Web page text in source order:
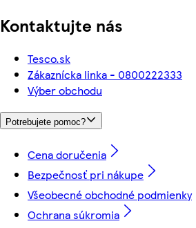
Kontaktujte nás
Tesco.sk
Zákaznícka linka - 0800222333
Výber obchodu
Potrebujete pomoc?
Cena doručenia
Bezpečnosť pri nákupe
Všeobecné obchodné podmienky
Ochrana súkromia